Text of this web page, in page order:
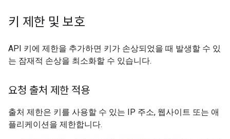
키 제한 및 보호
API 키에 제한을 추가하면 키가 손상되었을 때 발생할 수 있
는 잠재적 손상을 최소화할 수 있습니다.
요청 출처 제한 적용
출처 제한은 키를 사용할 수 있는 IP 주소, 웹사이트 또는 애
플리케이션을 제한합니다.